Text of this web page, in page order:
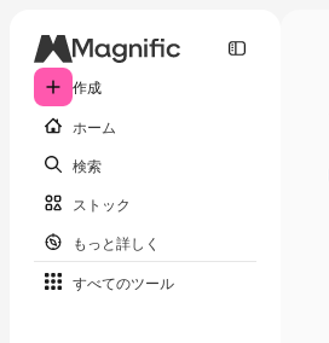
作成
ホーム
検索
ストック
もっと詳しく
すべてのツール